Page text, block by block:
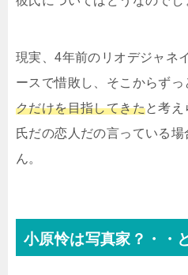
現実、4年前のリオデジャネ
ースで惜敗し、そこからずっ
クだけを目指してきたと考
氏だの恋人だの言っている
ん。
小原怜は写真家？・・